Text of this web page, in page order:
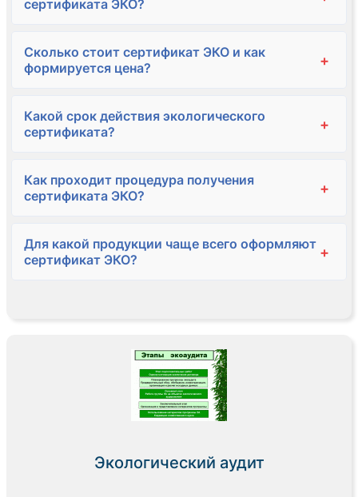
сертификата ЭКО?
Сколько стоит сертификат ЭКО и как
формируется цена?
+
Какой срок действия экологического
сертификата?
+
Как проходит процедура получения
сертификата ЭКО?
+
Для какой продукции чаще всего оформляют
сертификат ЭКО?
+
Экологический аудит